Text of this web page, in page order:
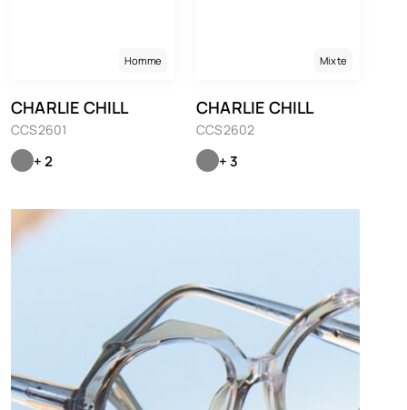
Homme
CHARLIE CHILL
CCS2601
+ 2
Mixte
CHARLIE CHILL
CCS2602
+ 3